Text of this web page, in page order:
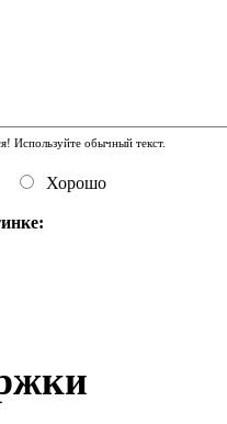
Используйте обычный текст.
Хорошо